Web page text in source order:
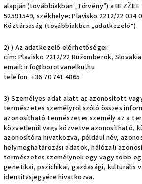
alapján (továbbiakban „Törvény”) a
52591549, székhelye: Plavisko 2212/22 034
Köztársaság (továbbiakban „adatkezelő“).
2) ) Az adatkezelő elérhetőségei:
cím: Plavisko 2212/22 Ružomberok, Slovakia
email: info@borotvanelkul.hu
telefon: +36 70 741 4865
3) Személyes adat alatt az azonosított
természetes személyről szóló összes
azonosítható természetes személy az a
közvetlenül vagy közvetve azonosítható,
azonosítóra hivatkozva, például név,
helymeghatározási adatok, hálózati
természetes személynek egy vagy több
genetikai, pszichikai, gazdasági, kulturális
identitásjegyére hivatkozva.